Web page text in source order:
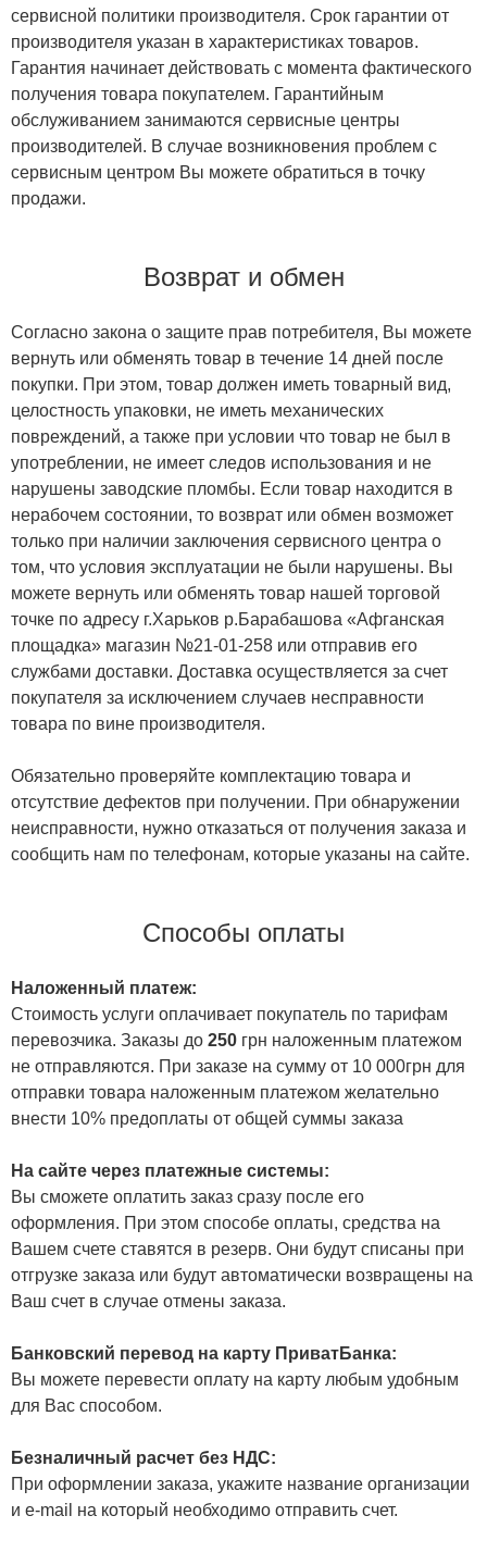
сервисной политики производителя. Срок гарантии от
производителя указан в характеристиках товаров.
Гарантия начинает действовать с момента фактического
получения товара покупателем. Гарантийным
обслуживанием занимаются сервисные центры
производителей. В случае возникновения проблем с
сервисным центром Вы можете обратиться в точку
продажи.
Возврат и обмен
Согласно закона о защите прав потребителя, Вы можете
вернуть или обменять товар в течение 14 дней после
покупки. При этом, товар должен иметь товарный вид,
целостность упаковки, не иметь механических
повреждений, а также при условии что товар не был в
употреблении, не имеет следов использования и не
нарушены заводские пломбы. Если товар находится в
нерабочем состоянии, то возврат или обмен возможет
только при наличии заключения сервисного центра о
том, что условия эксплуатации не были нарушены. Вы
можете вернуть или обменять товар нашей торговой
точке по адресу г.Харьков р.Барабашова «Афганская
площадка» магазин №21-01-258 или отправив его
службами доставки. Доставка осуществляется за счет
покупателя за исключением случаев несправности
товара по вине производителя.
Обязательно проверяйте комплектацию товара и
отсутствие дефектов при получении. При обнаружении
неисправности, нужно отказаться от получения заказа и
сообщить нам по телефонам, которые указаны на сайте.
Способы оплаты
Наложенный платеж:
Стоимость услуги оплачивает покупатель по тарифам
перевозчика. Заказы до 250 грн наложенным платежом
не отправляются. При заказе на сумму от 10 000грн для
отправки товара наложенным платежом желательно
внести 10% предоплаты от общей суммы заказа
На сайте через платежные системы:
Вы сможете оплатить заказ сразу после его
оформления. При этом способе оплаты, средства на
Вашем счете ставятся в резерв. Они будут списаны при
отгрузке заказа или будут автоматически возвращены на
Ваш счет в случае отмены заказа.
Банковский перевод на карту ПриватБанка:
Вы можете перевести оплату на карту любым удобным
для Вас способом.
Безналичный расчет без НДС:
При оформлении заказа, укажите название организации
и e-mail на который необходимо отправить счет.